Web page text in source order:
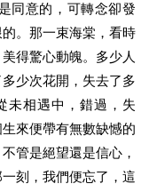
同意的，可轉念卻發
。那一束海棠，看時
得驚心動魄。多少人
少次花開，失去了多
未相遇中，錯過，失
來便帶有無數缺憾的
管是絕望還是信心，
刻，我們便忘了，這